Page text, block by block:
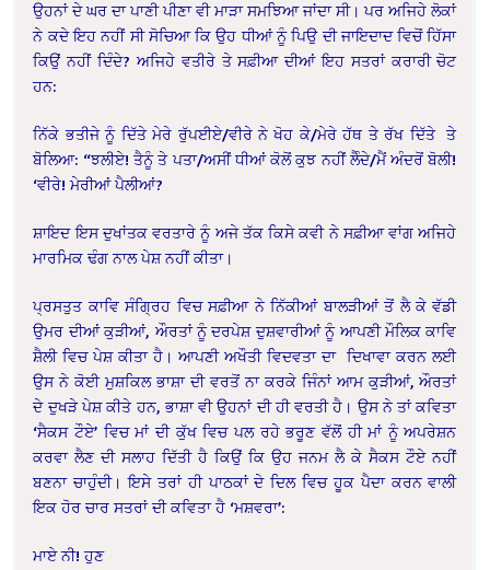
ਉਹਨਾਂ ਦੇ ਘਰ ਦਾ ਪਾਣੀ ਪੀਣਾ ਵੀ ਮਾੜਾ ਸਮਝਿਆ ਜਾਂਦਾ ਸੀ। ਪਰ ਅਜਿਹੇ ਲੋਕਾਂ
ਨੇ ਕਦੇ ਇਹ ਨਹੀਂ ਸੀ ਸੋਚਿਆ ਕਿ ਉਹ ਧੀਆਂ ਨੂੰ ਪਿਉ ਦੀ ਜਾਇਦਾਦ ਵਿਚੋਂ ਹਿੱਸਾ
ਕਿਉਂ ਨਹੀਂ ਦਿੰਦੇ? ਅਜਿਹੇ ਵਤੀਰੇ ਤੇ ਸਫ਼ੀਆ ਦੀਆਂ ਇਹ ਸਤਰਾਂ ਕਰਾਰੀ ਚੋਟ
ਹਨ:
ਨਿੱਕੇ ਭਤੀਜੇ ਨੂੰ ਦਿੱਤੇ ਮੇਰੇ ਰੁੱਪਈਏ/ਵੀਰੇ ਨੇ ਖੋਹ ਕੇ/ਮੇਰੇ ਹੱਥ ਤੇ ਰੱਖ ਦਿੱਤੇ ਤੇ
ਬੋਲਿਆ: “ਝਲੀਏ! ਤੈਨੂੰ ਤੇ ਪਤਾ/ਅਸੀਂ ਧੀਆਂ ਕੋਲੋਂ ਕੁਝ ਨਹੀਂ ਲੈੰਦੇ/ਮੈਂ ਅੰਦਰੋਂ ਬੋਲੀ!
‘ਵੀਰੇ! ਮੇਰੀਆਂ ਪੈਲੀਆਂ?
ਸ਼ਾਇਦ ਇਸ ਦੁਖਾਂਤਕ ਵਰਤਾਰੇ ਨੂੰ ਅਜੇ ਤੱਕ ਕਿਸੇ ਕਵੀ ਨੇ ਸਫ਼ੀਆ ਵਾਂਗ ਅਜਿਹੇ
ਮਾਰਮਿਕ ਢੰਗ ਨਾਲ ਪੇਸ਼ ਨਹੀਂ ਕੀਤਾ।
ਪ੍ਰਸਤੁਤ ਕਾਵਿ ਸੰਗ੍ਰਿਹ ਵਿਚ ਸਫ਼ੀਆ ਨੇ ਨਿੱਕੀਆਂ ਬਾਲੜੀਆਂ ਤੋਂ ਲੈ ਕੇ ਵੱਡੀ
ਉਮਰ ਦੀਆਂ ਕੁੜੀਆਂ, ਔਰਤਾਂ ਨੂੰ ਦਰਪੇਸ਼ ਦੁਸ਼ਵਾਰੀਆਂ ਨੂੰ ਆਪਣੀ ਮੌਲਿਕ ਕਾਵਿ
ਸ਼ੈਲੀ ਵਿਚ ਪੇਸ਼ ਕੀਤਾ ਹੈ। ਆਪਣੀ ਅਖੌਤੀ ਵਿਦਵਤਾ ਦਾ ਦਿਖਾਵਾ ਕਰਨ ਲਈ
ਉਸ ਨੇ ਕੋਈ ਮੁਸ਼ਕਿਲ ਭਾਸ਼ਾ ਦੀ ਵਰਤੋਂ ਨਾ ਕਰਕੇ ਜਿੰਨਾਂ ਆਮ ਕੁੜੀਆਂ, ਔਰਤਾਂ
ਦੇ ਦੁਖੜੇ ਪੇਸ਼ ਕੀਤੇ ਹਨ, ਭਾਸ਼ਾ ਵੀ ਉਹਨਾਂ ਦੀ ਹੀ ਵਰਤੀ ਹੈ। ਉਸ ਨੇ ਤਾਂ ਕਵਿਤਾ
‘ਸੈਕਸ ਟੌਏ’ ਵਿਚ ਮਾਂ ਦੀ ਕੁੱਖ ਵਿਚ ਪਲ ਰਹੇ ਭਰੂਣ ਵੱਲੋਂ ਹੀ ਮਾਂ ਨੂੰ ਅਪਰੇਸ਼ਨ
ਕਰਵਾ ਲੈਣ ਦੀ ਸਲਾਹ ਦਿੱਤੀ ਹੈ ਕਿਉਂ ਕਿ ਉਹ ਜਨਮ ਲੈ ਕੇ ਸੈਕਸ ਟੌਏ ਨਹੀਂ
ਬਣਨਾ ਚਾਹੁੰਦੀ। ਇਸੇ ਤਰਾਂ ਹੀ ਪਾਠਕਾਂ ਦੇ ਦਿਲ ਵਿਚ ਹੂਕ ਪੈਦਾ ਕਰਨ ਵਾਲੀ
ਇਕ ਹੋਰ ਚਾਰ ਸਤਰਾਂ ਦੀ ਕਵਿਤਾ ਹੈ ‘ਮਸ਼ਵਰਾ’:
ਮਾਏ ਨੀ! ਹੁਣ